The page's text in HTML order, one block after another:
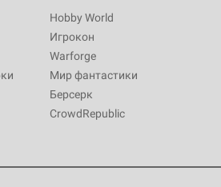
Hobby World
Игрокон
Warforge
Мир фантастики
Берсерк
CrowdRepublic